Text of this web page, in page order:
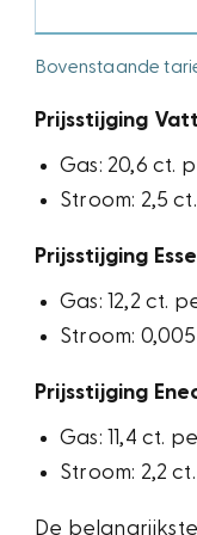
Bovenstaande
Prijsstijging
Gas: 20,6 ct.
Stroom: 2,5
Prijsstijging
Gas: 12,2 ct.
Stroom:
Prijsstijging
Gas: 11,4 ct.
Stroom: 2,2
De